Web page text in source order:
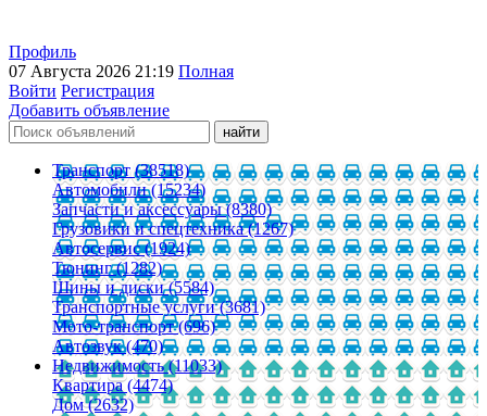
Профиль
07 Августа 2026 21:19 Полная
Войти Регистрация
Добавить объявление
Транспорт (38518)
Автомобили (15234)
Запчасти и аксессуары (8380)
Грузовики и спецтехника (1267)
Автосервис (1924)
Тюнинг (1282)
Шины и диски (5584)
Транспортные услуги (3681)
Мото-транспорт (696)
Автозвук (470)
Недвижимость (11033)
Квартира (4474)
Дом (2632)